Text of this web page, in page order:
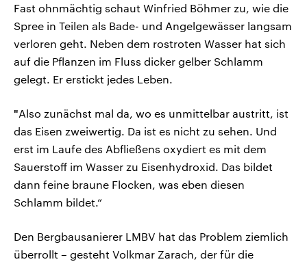
Fast ohnmächtig schaut Winfried Böhmer zu, wie die
Spree in Teilen als Bade- und Angelgewässer langsam
verloren geht. Neben dem rostroten Wasser hat sich
auf die Pflanzen im Fluss dicker gelber Schlamm
gelegt. Er erstickt jedes Leben.
"Also zunächst mal da, wo es unmittelbar austritt, ist
das Eisen zweiwertig. Da ist es nicht zu sehen. Und
erst im Laufe des Abfließens oxydiert es mit dem
Sauerstoff im Wasser zu Eisenhydroxid. Das bildet
dann feine braune Flocken, was eben diesen
Schlamm bildet.“
Den Bergbausanierer LMBV hat das Problem ziemlich
überrollt – gesteht Volkmar Zarach, der für die